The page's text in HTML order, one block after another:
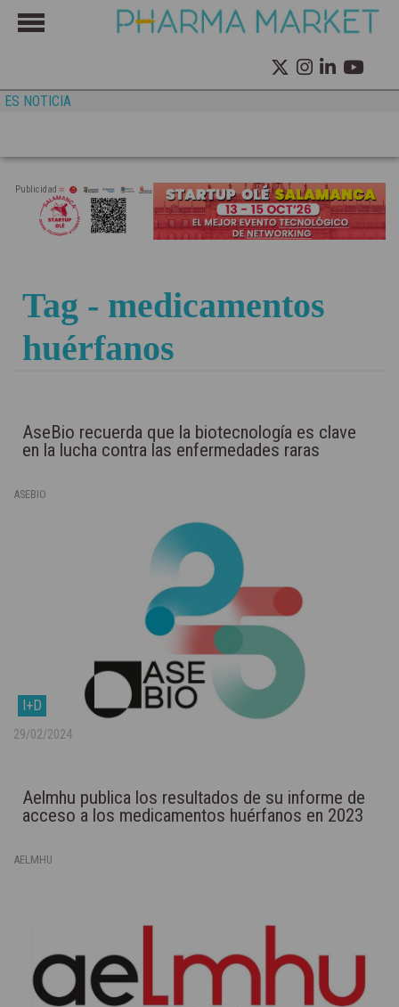
ES NOTICIA
Publicidad
Tag - medicamentos
huérfanos
AseBio recuerda que la biotecnología es clave
en la lucha contra las enfermedades raras
ASEBIO
I+D
29/02/2024
Aelmhu publica los resultados de su informe de
acceso a los medicamentos huérfanos en 2023
AELMHU